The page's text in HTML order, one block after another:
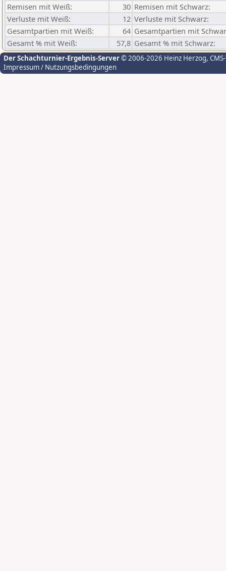
Remisen mit Weiß:
30 Remisen mit Schwarz:
Verluste mit Weiß:
12 Verluste mit Schwarz:
Gesamtpartien mit Weiß:
64 Gesamtpartien mit
Gesamt % mit Weiß:
57,8 Gesamt % mit Schwarz:
Der Schachturnier-Ergebnis-Server© 2006-2026 Heinz Herzog,
Impressum / Nutzungsbedingungen